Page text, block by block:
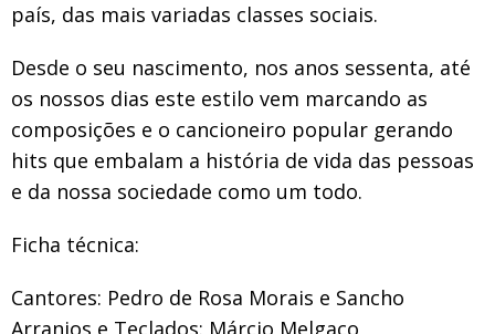
país, das mais variadas classes sociais.
Desde o seu nascimento, nos anos sessenta, até
os nossos dias este estilo vem marcando as
composições e o cancioneiro popular gerando
hits que embalam a história de vida das pessoas
e da nossa sociedade como um todo.
Ficha técnica:
Cantores: Pedro de Rosa Morais e Sancho